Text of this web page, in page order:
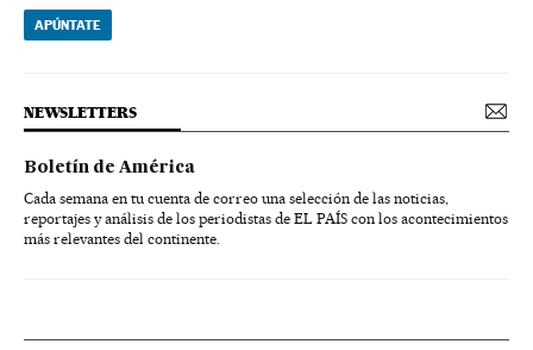
APÚNTATE
NEWSLETTERS
Boletín de América
Cada semana en tu cuenta de correo una selección de las noticias,
reportajes y análisis de los periodistas de EL PAÍS con los acontecimientos
más relevantes del continente.